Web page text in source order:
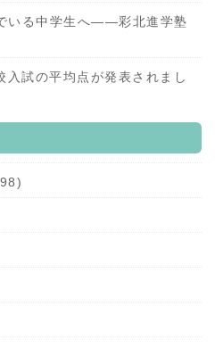
いる中学生へ——彩北進学塾
試の平均点が発表されまし